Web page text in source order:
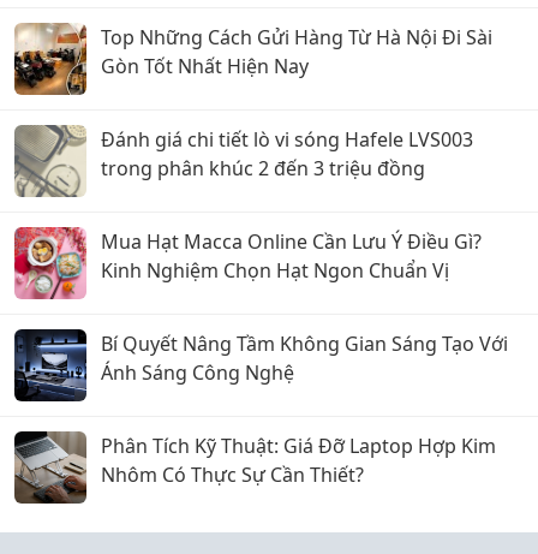
Top Những Cách Gửi Hàng Từ Hà Nội Đi Sài
Gòn Tốt Nhất Hiện Nay
Đánh giá chi tiết lò vi sóng Hafele LVS003
trong phân khúc 2 đến 3 triệu đồng
Mua Hạt Macca Online Cần Lưu Ý Điều Gì?
Kinh Nghiệm Chọn Hạt Ngon Chuẩn Vị
Bí Quyết Nâng Tầm Không Gian Sáng Tạo Với
Ánh Sáng Công Nghệ
Phân Tích Kỹ Thuật: Giá Đỡ Laptop Hợp Kim
Nhôm Có Thực Sự Cần Thiết?